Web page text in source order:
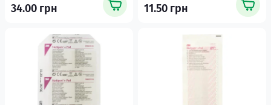
34.00 грн 11.50 грн